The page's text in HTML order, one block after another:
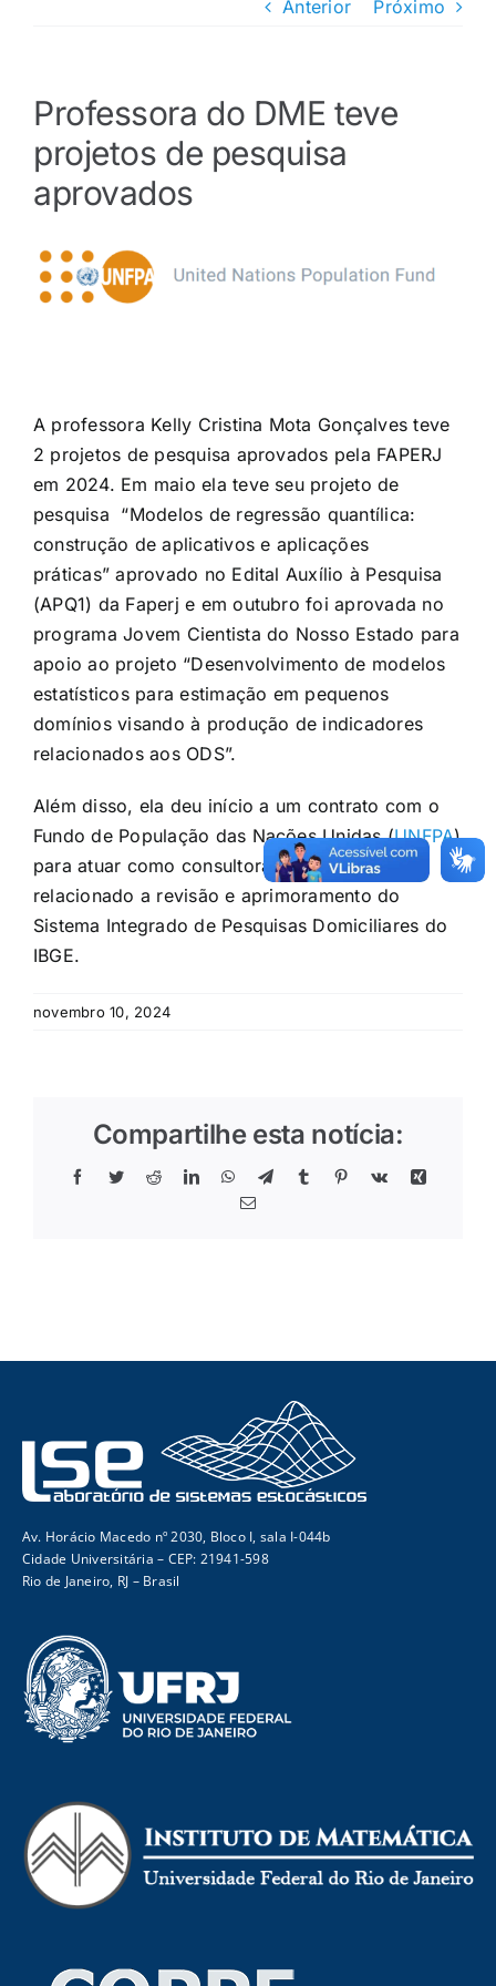
Anterior Próximo
Professora do DME teve
projetos de pesquisa
aprovados
View
Larger
Image
A professora Kelly Cristina Mota Gonçalves teve
2 projetos de pesquisa aprovados pela FAPERJ
em 2024. Em maio ela teve seu projeto de
pesquisa “Modelos de regressão quantílica:
construção de aplicativos e aplicações
práticas” aprovado no Edital Auxílio à Pesquisa
(APQ1) da Faperj e em outubro foi aprovada no
programa Jovem Cientista do Nosso Estado para
apoio ao projeto “Desenvolvimento de modelos
estatísticos para estimação em pequenos
domínios visando à produção de indicadores
relacionados aos ODS”.
Além disso, ela deu início a um contrato com o
Fundo de População das Nações Unidas (UNFPA)
para atuar como consultora plena em projeto
relacionado a revisão e aprimoramento do
Sistema Integrado de Pesquisas Domiciliares do
IBGE.
novembro 10, 2024
Compartilhe esta notícia:
Facebook
TwitterRedditLinkedInWhatsApp
TelegramTumblr Pinterest
Vk
Xing
E-
Av. Horácio Macedo nº 2030, Bloco I, sala I-044b
Cidade Universitária – CEP: 21941-598
Rio de Janeiro, RJ – Brasil